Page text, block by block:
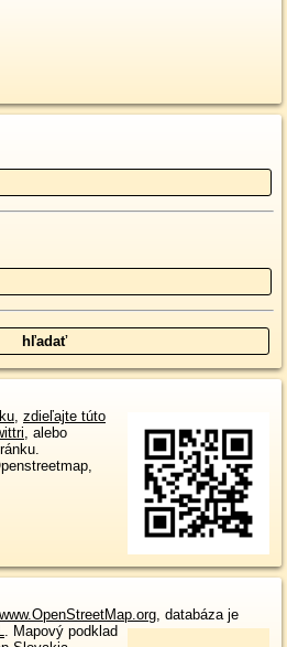
, zdieľajte túto
, alebo
www.OpenStreetMap.org, databáza je
. Mapový podklad